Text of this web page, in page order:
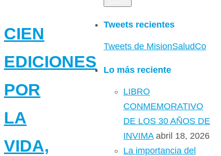
CIEN
EDICIONES
POR
LA
VIDA,
Tweets recientes
Tweets de MisionSaludCo
Lo más reciente
LIBRO
CONMEMORATIVO
DE LOS 30 AÑOS DE
INVIMA abril 18, 2026
La importancia del